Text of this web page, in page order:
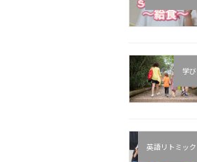
学び
英語リトミック